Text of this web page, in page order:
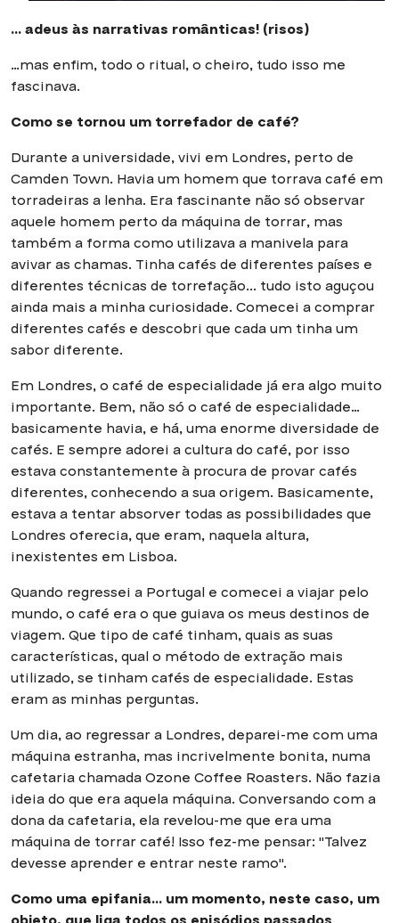
… adeus às narrativas românticas! (risos)
…mas enfim, todo o ritual, o cheiro, tudo isso me
fascinava.
Como se tornou um torrefador de café?
Durante a universidade, vivi em Londres, perto de
Camden Town. Havia um homem que torrava café em
torradeiras a lenha. Era fascinante não só observar
aquele homem perto da máquina de torrar, mas
também a forma como utilizava a manivela para
avivar as chamas. Tinha cafés de diferentes países e
diferentes técnicas de torrefação... tudo isto aguçou
ainda mais a minha curiosidade. Comecei a comprar
diferentes cafés e descobri que cada um tinha um
sabor diferente.
Em Londres, o café de especialidade já era algo muito
importante. Bem, não só o café de especialidade…
basicamente havia, e há, uma enorme diversidade de
cafés. E sempre adorei a cultura do café, por isso
estava constantemente à procura de provar cafés
diferentes, conhecendo a sua origem. Basicamente,
estava a tentar absorver todas as possibilidades que
Londres oferecia, que eram, naquela altura,
inexistentes em Lisboa.
Quando regressei a Portugal e comecei a viajar pelo
mundo, o café era o que guiava os meus destinos de
viagem. Que tipo de café tinham, quais as suas
características, qual o método de extração mais
utilizado, se tinham cafés de especialidade. Estas
eram as minhas perguntas.
Um dia, ao regressar a Londres, deparei-me com uma
máquina estranha, mas incrivelmente bonita, numa
cafetaria chamada Ozone Coffee Roasters. Não fazia
ideia do que era aquela máquina. Conversando com a
dona da cafetaria, ela revelou-me que era uma
máquina de torrar café! Isso fez-me pensar: "Talvez
devesse aprender e entrar neste ramo".
Como uma epifania… um momento, neste caso, um